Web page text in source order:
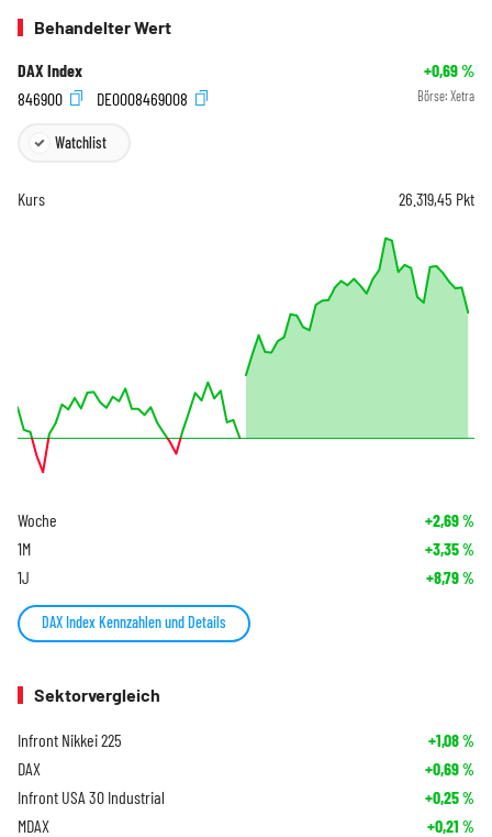
Behandelter Wert
DAX Index +0,69%
846900
DE0008469008 Börse: Xetra
Watchlist
Kurs 26.319,45 Pkt
Woche +2,69%
1M +3,35%
1J +8,79%
DAX Index Kennzahlen und Details
Sektorvergleich
Infront Nikkei 225 +1,08%
DAX +0,69%
Infront USA 30 Industrial +0,25%
MDAX +0,21 %